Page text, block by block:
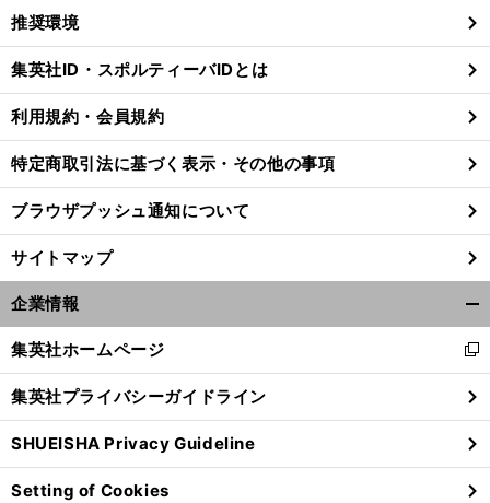
閉
る
推奨環境
集英社ID・スポルティーバIDとは
利用規約・会員規約
特定商取引法に基づく表示・その他の事項
ブラウザプッシュ通知について
サイトマップ
企業情報
閉
る
集英社ホームページ
新
し
い
ウ
ィ
ン
ド
集英社プライバシーガイドライン
SHUEISHA Privacy Guideline
Setting of Cookies